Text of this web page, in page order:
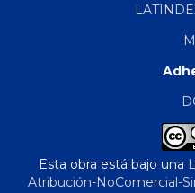
Esta obra está bajo una
Atribución-NoComercial-